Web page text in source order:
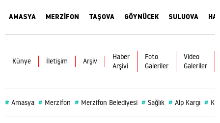
AMASYA MERZİFON TAŞOVA GÖYNÜCEK SULUOVA
Künye İletişim Arşiv
Haber
Arşivi
Foto
Galeriler
Video
Galeriler
# Amasya # Merzifon # Merzifon Belediyesi # Sağlık # Alp Kargı #